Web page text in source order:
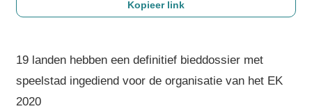
19 landen hebben een definitief bieddossier met
speelstad ingediend voor de organisatie van het EK
2020